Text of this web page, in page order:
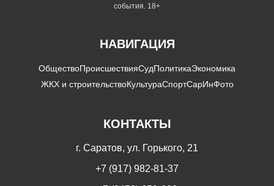
события. 18+
НАВИГАЦИЯ
ОбществоПроисшествияСудПолитикаЭкономика
ЖКХ и строительствоКультураСпортСарИнФото
КОНТАКТЫ
г. Саратов, ул. Горького, 21
+7 (917) 982-81-37